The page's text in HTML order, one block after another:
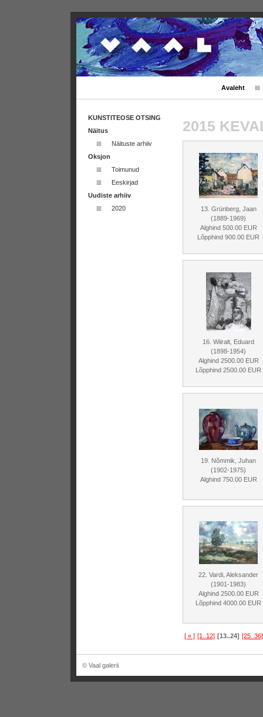
Avaleht
KUNSTITEOSE OTSING
Näitus
Näituste arhiiv
Oksjon
Toimunud
Eeskirjad
Uudiste arhiiv
2020
2015
13. Grünberg, Jaan
(1889-1969)
Alghind 500.00 EUR
Lõpphind 900.00 EUR
16. Wiiralt, Eduard
(1898-1954)
Alghind 2500.00 EUR
Lõpphind 2500.00 EUR
19. Nõmmik, Juhan
(1902-1975)
Alghind 750.00 EUR
22. Vardi, Aleksander
(1901-1983)
Alghind 2500.00 EUR
Lõpphind 4000.00 EUR
[ « ] [1..12] [13..24] [25..36]
© Vaal galerii